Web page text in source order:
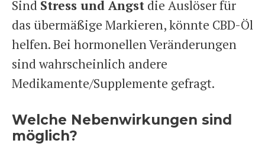
Sind Stress und Angst die Auslöser für
das übermäßige Markieren, könnte CBD-Öl
helfen. Bei hormonellen Veränderungen
sind wahrscheinlich andere
Medikamente/Supplemente gefragt.
Welche Nebenwirkungen sind
möglich?